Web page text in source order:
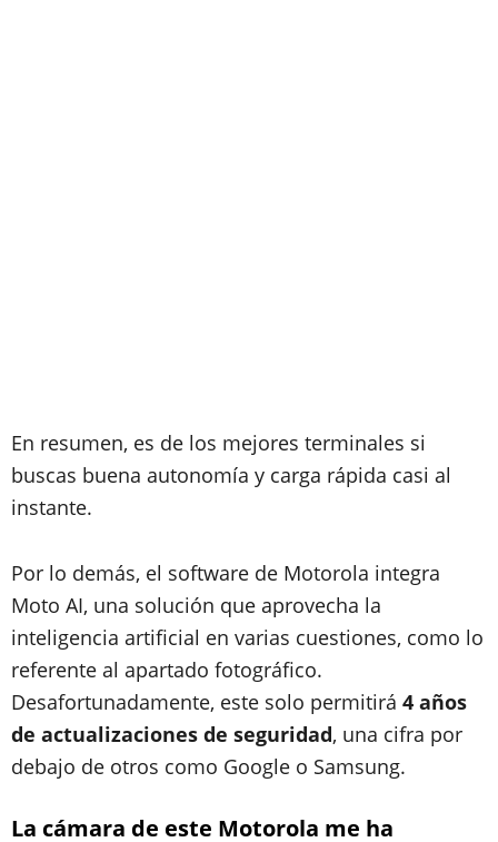
En resumen, es de los mejores terminales si
buscas buena autonomía y carga rápida casi al
instante.
Por lo demás, el software de Motorola integra
Moto AI, una solución que aprovecha la
inteligencia artificial en varias cuestiones, como lo
referente al apartado fotográfico.
Desafortunadamente, este solo permitirá 4 años
de actualizaciones de seguridad, una cifra por
debajo de otros como Google o Samsung.
La cámara de este Motorola me ha